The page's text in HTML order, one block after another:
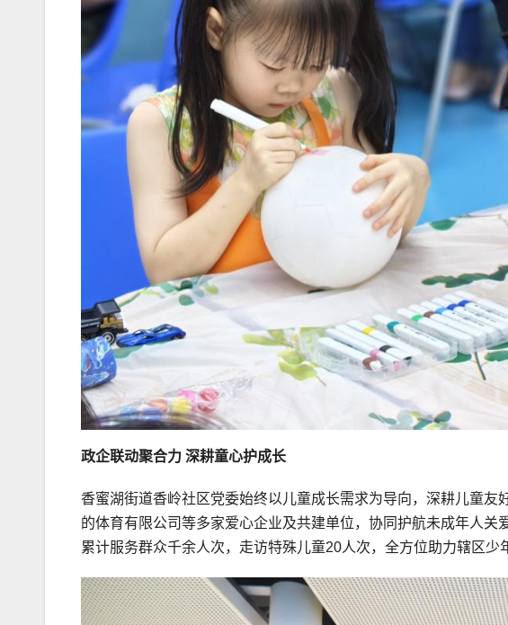
政企联动聚合力 深耕童心护成长
香蜜湖街道香岭社区党委始终以儿童成长需求为导向，深耕儿童
的体育有限公司等多家爱心企业及共建单位，协同护航未成年人
累计服务群众千余人次，走访特殊儿童20人次，全方位助力辖区少